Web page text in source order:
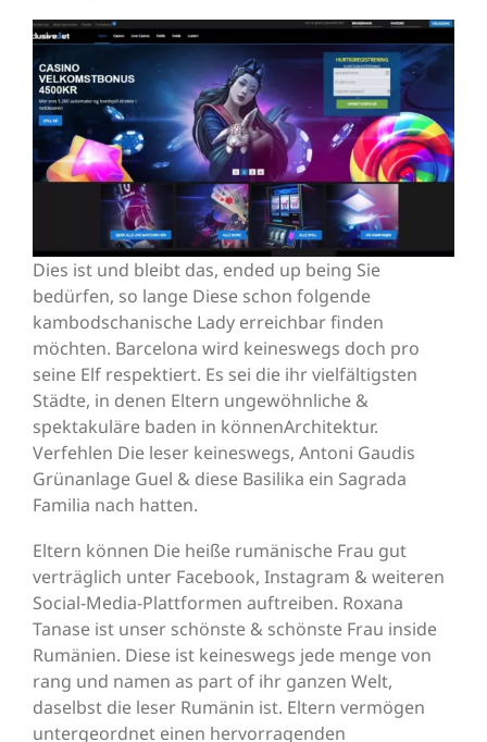
Dies ist und bleibt das, ended up being Sie
bedürfen, so lange Diese schon folgende
kambodschanische Lady erreichbar finden
möchten. Barcelona wird keineswegs doch pro
seine Elf respektiert. Es sei die ihr vielfältigsten
Städte, in denen Eltern ungewöhnliche &
spektakuläre baden in könnenArchitektur.
Verfehlen Die leser keineswegs, Antoni Gaudis
Grünanlage Guel & diese Basilika ein Sagrada
Familia nach hatten.
Eltern können Die heiße rumänische Frau gut
verträglich unter Facebook, Instagram & weiteren
Social-Media-Plattformen auftreiben. Roxana
Tanase ist unser schönste & schönste Frau inside
Rumänien. Diese ist keineswegs jede menge von
rang und namen as part of ihr ganzen Welt,
daselbst die leser Rumänin ist. Eltern vermögen
untergeordnet einen hervorragenden